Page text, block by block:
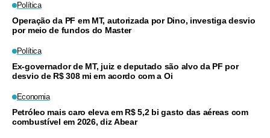
Política
Operação da PF em MT, autorizada por Dino, investiga desvio
por meio de fundos do Master
Política
Ex-governador de MT, juiz e deputado são alvo da PF por
desvio de R$ 308 mi em acordo com a Oi
Economia
Petróleo mais caro eleva em R$ 5,2 bi gasto das aéreas com
combustível em 2026, diz Abear